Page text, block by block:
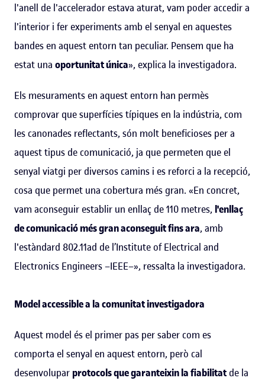
l'anell de l'accelerador estava aturat, vam poder accedir a
l'interior i fer experiments amb el senyal en aquestes
bandes en aquest entorn tan peculiar. Pensem que ha
estat una oportunitat única», explica la investigadora.
Els mesuraments en aquest entorn han permès
comprovar que superfícies típiques en la indústria, com
les canonades reflectants, són molt beneficioses per a
aquest tipus de comunicació, ja que permeten que el
senyal viatgi per diversos camins i es reforci a la recepció,
cosa que permet una cobertura més gran. «En concret,
vam aconseguir establir un enllaç de 110 metres, l'enllaç
de comunicació més gran aconseguit fins ara, amb
l'estàndard 802.11ad de l’Institute of Electrical and
Electronics Engineers –IEEE–», ressalta la investigadora.
Model accessible a la comunitat investigadora
Aquest model és el primer pas per saber com es
comporta el senyal en aquest entorn, però cal
desenvolupar protocols que garanteixin la fiabilitat de la